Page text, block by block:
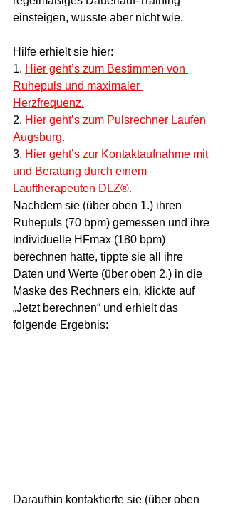
einsteigen, wusste aber nicht wie.
Hilfe erhielt sie hier:
1. Hier geht’s zum Bestimmen von
Ruhepuls und maximaler
Herzfrequenz.
2. Hier geht’s zum Pulsrechner Laufen
Augsburg.
3. Hier geht’s zur Kontaktaufnahme mit
und Beratung durch einem
Lauftherapeuten DLZ®.
Nachdem sie (über oben 1.) ihren
Ruhepuls (70 bpm) gemessen und ihre
individuelle HFmax (180 bpm)
berechnen hatte, tippte sie all ihre
Daten und Werte (über oben 2.) in die
Maske des Rechners ein, klickte auf
„Jetzt berechnen“ und erhielt das
folgende Ergebnis:
Daraufhin kontaktierte sie (über oben